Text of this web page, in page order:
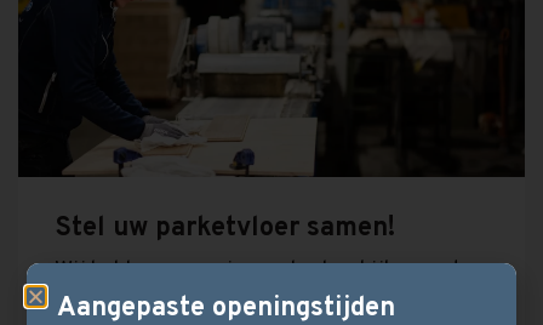
Stel uw parketvloer samen!
Wij hebben een ruim aanbod en kijken met u
mee welk type vloer het beste bij uw
Aangepaste openingstijden